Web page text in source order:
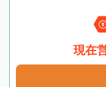
現在